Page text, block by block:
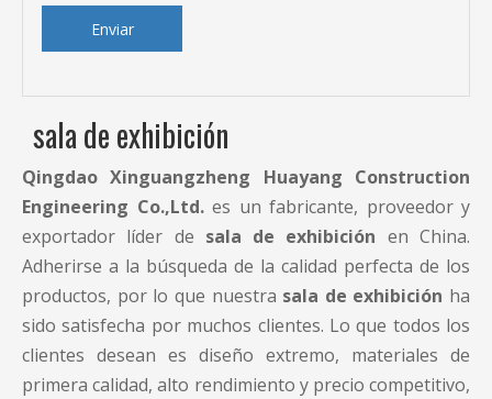
Enviar
sala de exhibición
Qingdao Xinguangzheng Huayang Construction
Engineering Co.,Ltd.es un fabricante, proveedor y
exportador líder de sala de exhibición en China.
Adherirse a la búsqueda de la calidad perfecta de los
productos, por lo que nuestra sala de exhibición ha
sido satisfecha por muchos clientes. Lo que todos los
clientes desean es diseño extremo, materiales de
primera calidad, alto rendimiento y precio competitivo,